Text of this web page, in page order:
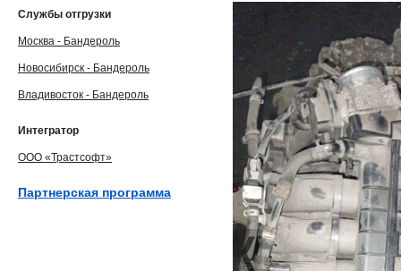
Службы отгрузки
Москва - Бандероль
Новосибирск - Бандероль
Владивосток - Бандероль
Интегратор
ООО «Трастсофт»
Партнерская программа